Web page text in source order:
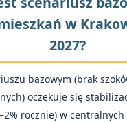
w
2027?
bazowym (brak
oczekuje się
rocznie) w centralnych